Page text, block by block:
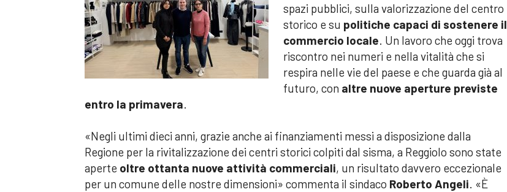
spazi pubblici, sulla valorizzazione del centro
storico e su politiche capaci di sostenere il
commercio locale. Un lavoro che oggi trova
riscontro nei numeri e nella vitalità che si
respira nelle vie del paese e che guarda già al
futuro, con altre nuove aperture previste
entro la primavera.
«Negli ultimi dieci anni, grazie anche ai finanziamenti messi a disposizione dalla
Regione per la rivitalizzazione dei centri storici colpiti dal sisma, a Reggiolo sono state
aperte oltre ottanta nuove attività commerciali, un risultato davvero eccezionale
per un comune delle nostre dimensioni» commenta il sindaco Roberto Angeli. «È